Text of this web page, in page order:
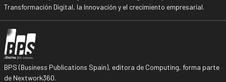
Transformación Digital, la Innovación y el crecimiento empresarial.
BPS (Business Publications Spain), editora de Computing, forma parte
de Nextwork360.